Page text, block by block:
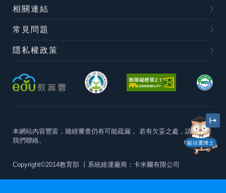
貓頭鷹博士
相關連結
常見問題
隱私權政策
本網站內容豐富，雖經審查仍有可能疏漏， 若有欠妥之處，請隨時與
我們聯絡。
Copyright©2014教育部 丨系統維運廠商：卡米爾有限公司